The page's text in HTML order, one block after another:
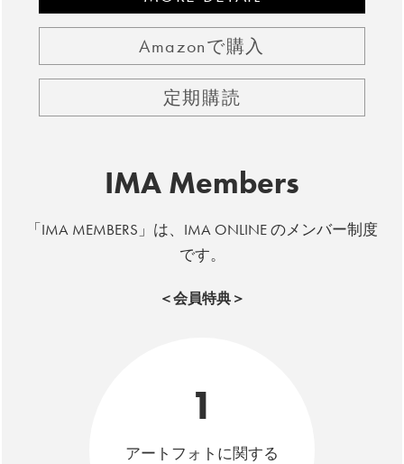
Amazonで購入
定期購読
IMA Members
「IMA MEMBERS」は、IMA ONLINE のメンバー制度
です。
＜会員特典＞
1
アートフォトに関する